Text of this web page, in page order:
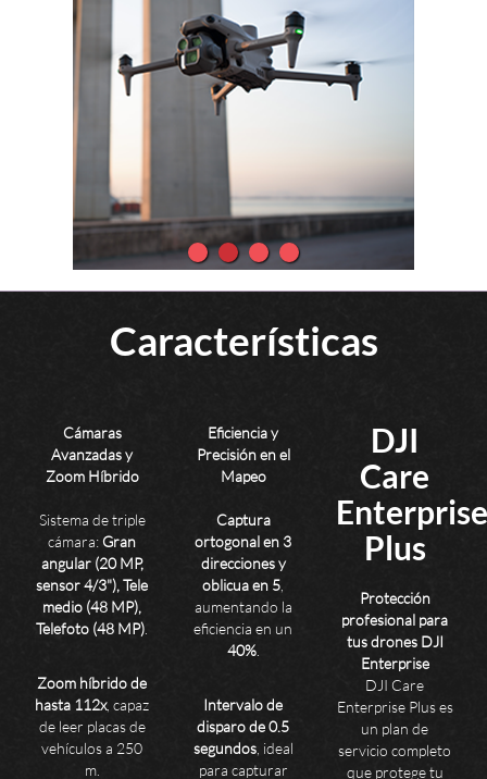
Características
Cámaras
Avanzadas y
Zoom Híbrido
Sistema de triple
cámara: Gran
angular (20 MP,
sensor 4/3"), Tele
medio (48 MP),
Telefoto (48 MP)
Zoom híbrido de
hasta 112x, capaz
de leer placas de
vehículos a 250
m.
Eficiencia y
Precisión en el
Mapeo
Captura
ortogonal en 3
direcciones y
oblicua en 5
aumentando la
eficiencia en un
40%.
Intervalo de
disparo de 0.5
segundos, ideal
para capturar
DJI
Care
Enterprise
Plus
Protección
profesional para
tus drones DJI
Enterprise
DJI Care
Enterprise Plus es
un plan de
servicio completo
que protege tu